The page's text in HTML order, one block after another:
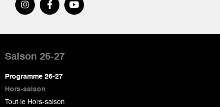
de
page
Saison 26-27
Programme 26-27
Hors-saison
Tout le Hors-saison